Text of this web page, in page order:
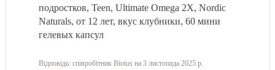
подростков, Teen, Ultimate Omega 2X, Nordic
Naturals, от 12 лет, вкус клубники, 60 мини
гелевых капсул
Відповідь: співробітник Biotus на 3 листопада 2025 р.